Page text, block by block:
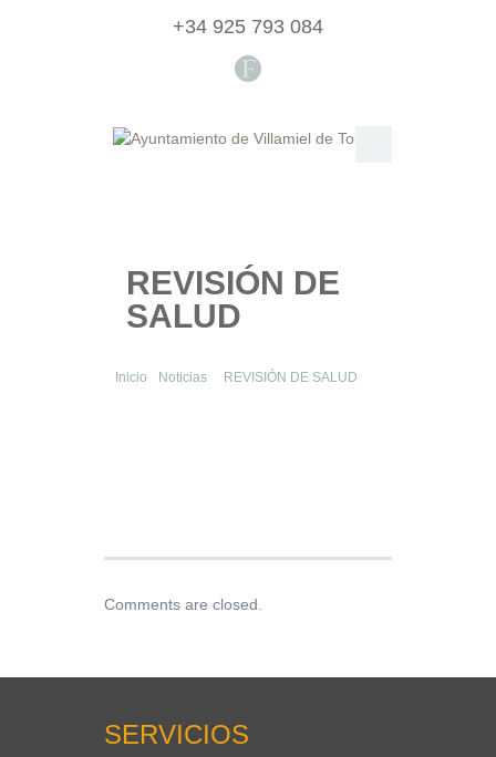
F
+34 925 793 084
REVISIÓN DE
SALUD
Inicio Noticias REVISIÓN DE SALUD
Comments are closed.
SERVICIOS